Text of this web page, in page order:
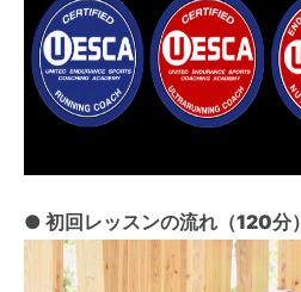
● 初回レッスンの流れ（120分）